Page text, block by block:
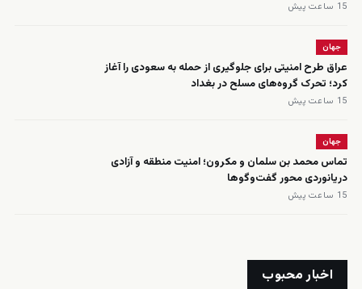
15 ساعت پیش
جهان
عراق طرح امنیتی برای جلوگیری از حمله به سعودی را آغاز
کرد؛ تحرک گروه‌های مسلح در بغداد
15 ساعت پیش
جهان
تماس محمد بن سلمان و مکرون؛ امنیت منطقه و آزادی
دریانوردی محور گفت‌وگوها
15 ساعت پیش
اخبار محبوب